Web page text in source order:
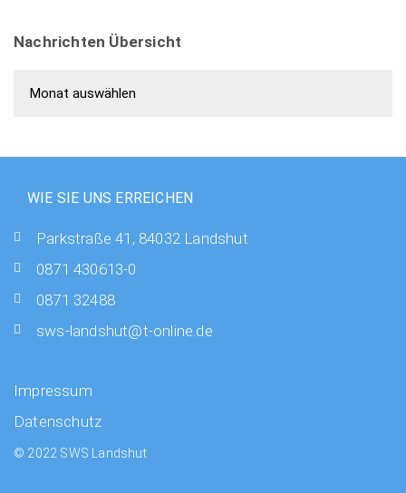
Nachrichten Übersicht
WIE SIE UNS ERREICHEN
Parkstraße 41, 84032 Landshut
0871 430613-0
0871 32488
sws-landshut@t-online.de
Impressum
Datenschutz
© 2022 SWS Landshut